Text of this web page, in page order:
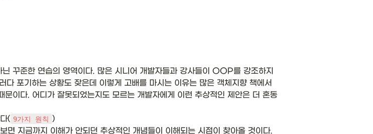
꾸준한 연습의 영역이다. 많은 시니어 개발자들과 강사들이 OOP를 강조하지
포기하는 상황도 잦은데 이렇게 고배를 마시는 이유는 많은 객체지향 책에서
이다. 어디가 잘못되었는지도 모르는 개발자에게 이런 추상적인 제안은 더 혼동
( 9가지 원칙 )
면 지금까지 이해가 안되던 추상적인 개념들이 이해되는 시점이 찾아올 것이다.